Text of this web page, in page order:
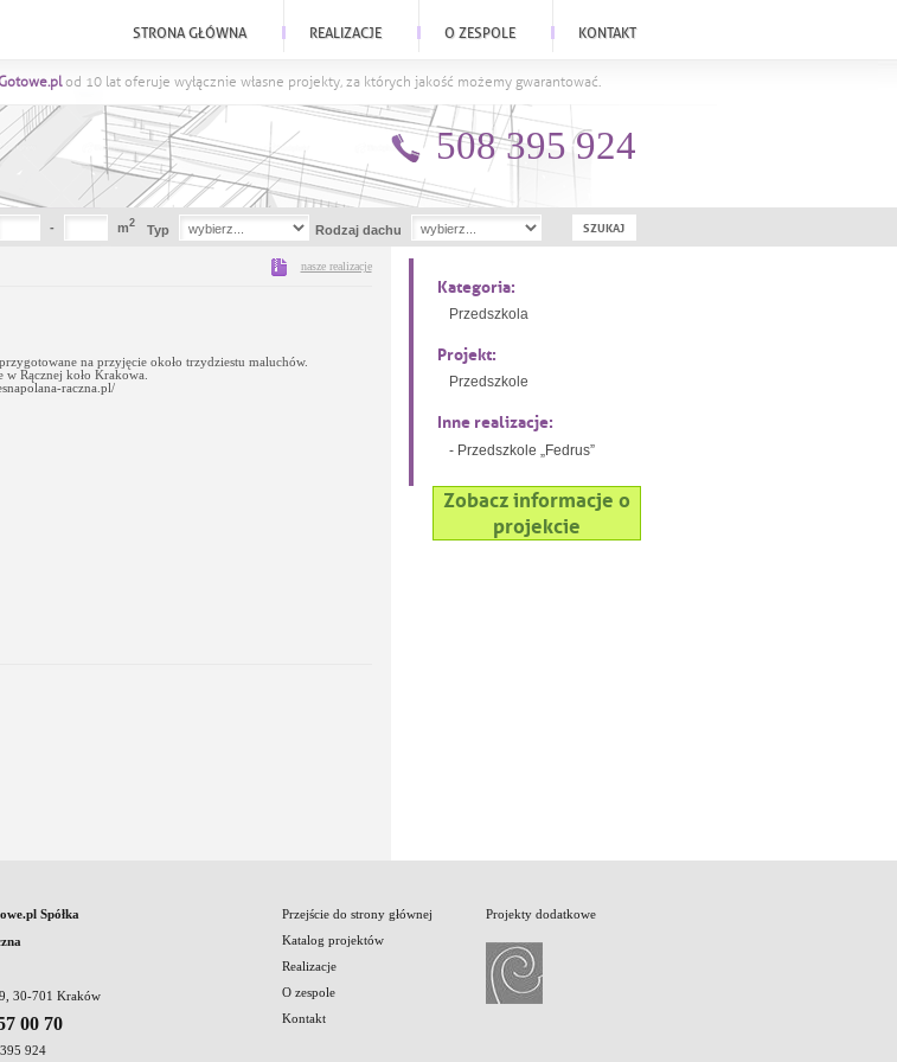
STRONA GŁÓWNA REALIZACJE O ZESPOLE KONTAKT
od 10 lat oferuje wyłącznie własne projekty, za których jakość możemy gwarantować.
508 395 924
- m2 Typ Rodzaj dachu
nasze realizacje
na przyjęcie około trzydziestu maluchów.
w Rącznej koło Krakowa.
raczna.pl/
Kategoria:
Przedszkola
Projekt:
Przedszkole
Inne realizacje:
- Przedszkole „Fedrus”
Zobacz informacje o
projekcie
Spółka
30-701 Kraków
00 70
924
Projekty dodatkowe
Przejście do strony głównej
Katalog projektów
Realizacje
O zespole
Kontakt